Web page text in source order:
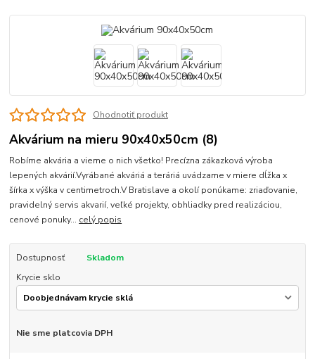
Ohodnotiť produkt
Akvárium na mieru 90x40x50cm (8)
Robíme akvária a vieme o nich všetko! Precízna zákazková výroba
lepených akvárií.Vyrábané akváriá a teráriá uvádzame v miere dĺžka x
šírka x výška v centimetroch.V Bratislave a okolí ponúkame: zriaďovanie,
pravidelný servis akvarií, veľké projekty, obhliadky pred realizáciou,
cenové ponuky... celý popis
Dostupnosť
Skladom
Krycie sklo
Nie sme platcovia DPH